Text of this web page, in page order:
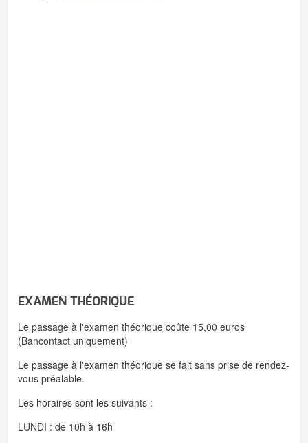
EXAMEN THÉORIQUE
Le passage à l'examen théorique coûte 15,00 euros
(Bancontact uniquement)
Le passage à l'examen théorique se fait sans prise de rendez-
vous préalable.
Les horaires sont les suivants :
LUNDI : de 10h à 16h